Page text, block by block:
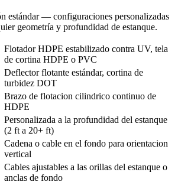
estándar — configuraciones personalizadas
geometría y profundidad de estanque.
Flotador HDPE estabilizado contra UV, tela
de cortina HDPE o PVC
Deflector flotante estándar, cortina de
turbidez DOT
Brazo de flotacion cilindrico continuo de
HDPE
Personalizada a la profundidad del estanque
(2 ft a 20+ ft)
Cadena o cable en el fondo para orientacion
vertical
Cables ajustables a las orillas del estanque o
anclas de fondo